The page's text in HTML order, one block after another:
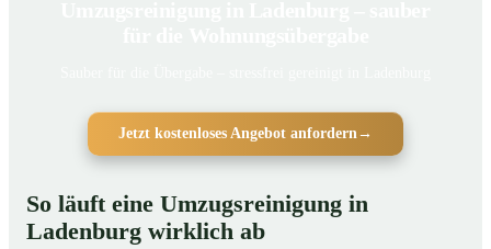
Jetzt kostenloses Angebot anfordern→
So läuft eine Umzugsreinigung in
Ladenburg wirklich ab